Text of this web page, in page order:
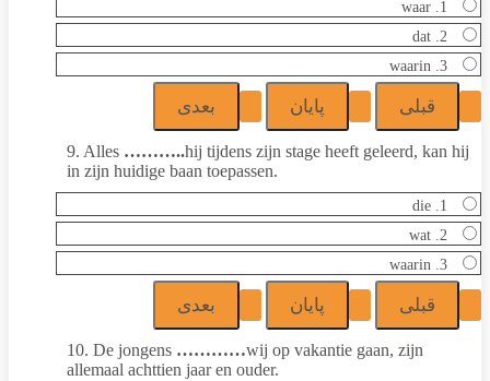
1. waar
2. dat
3. waarin
9. Alles ………..hij tijdens zijn stage heeft geleerd, kan hij
in zijn huidige baan toepassen.
1. die
2. wat
3. waarin
10. De jongens …………wij op vakantie gaan, zijn
allemaal achttien jaar en ouder.